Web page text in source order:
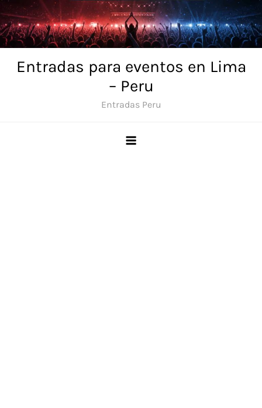
Skip
to
content
Entradas para eventos en Lima
– Peru
Entradas Peru